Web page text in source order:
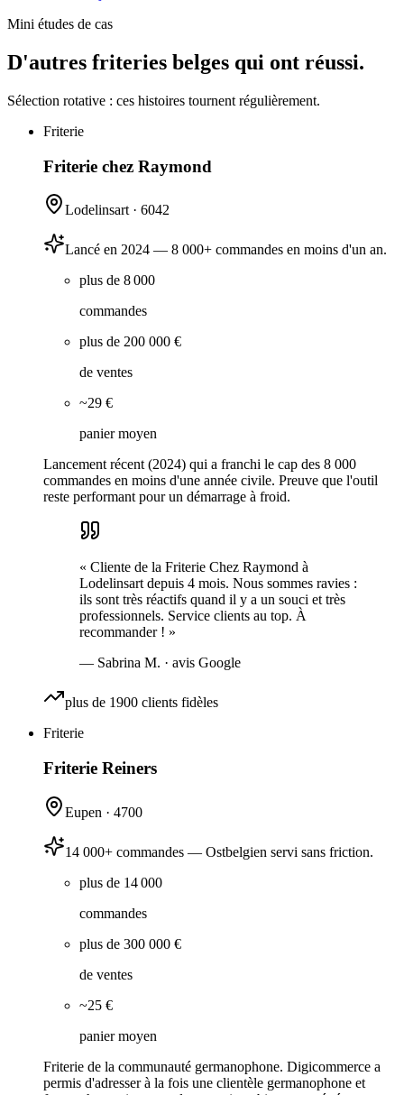
Mini études de cas
D'autres friteries belges qui ont réussi.
Sélection rotative : ces histoires tournent régulièrement.
Friterie
Friterie chez Raymond
Lodelinsart · 6042
Lancé en 2024 — 8 000+ commandes en moins d'un an.
plus de 8 000
commandes
plus de 200 000 €
de ventes
~29 €
panier moyen
Lancement récent (2024) qui a franchi le cap des 8 000
commandes en moins d'une année civile. Preuve que l'outil
reste performant pour un démarrage à froid.
« Cliente de la Friterie Chez Raymond à
Lodelinsart depuis 4 mois. Nous sommes ravies :
ils sont très réactifs quand il y a un souci et très
professionnels. Service clients au top. À
recommander ! »
— Sabrina M. · avis Google
plus de 1900 clients fidèles
Friterie
Friterie Reiners
Eupen · 4700
14 000+ commandes — Ostbelgien servi sans friction.
plus de 14 000
commandes
plus de 300 000 €
de ventes
~25 €
panier moyen
Friterie de la communauté germanophone. Digicommerce a
permis d'adresser à la fois une clientèle germanophone et